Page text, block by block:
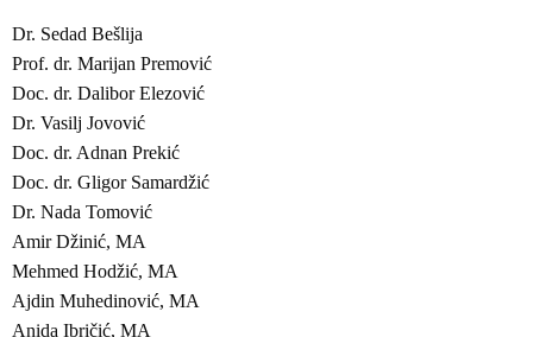
Dr. Sedad Bešlija
Prof. dr. Marijan Premović
Doc. dr. Dalibor Elezović
Dr. Vasilj Jovović
Doc. dr. Adnan Prekić
Doc. dr. Gligor Samardžić
Dr. Nada Tomović
Amir Džinić, MA
Mehmed Hodžić, MA
Ajdin Muhedinović, MA
Anida Ibričić, MA